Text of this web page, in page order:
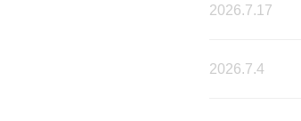
2026.7.17
2026.7.4